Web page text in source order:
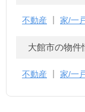
不動産 家/一
大館市の物件
不動産 家/一